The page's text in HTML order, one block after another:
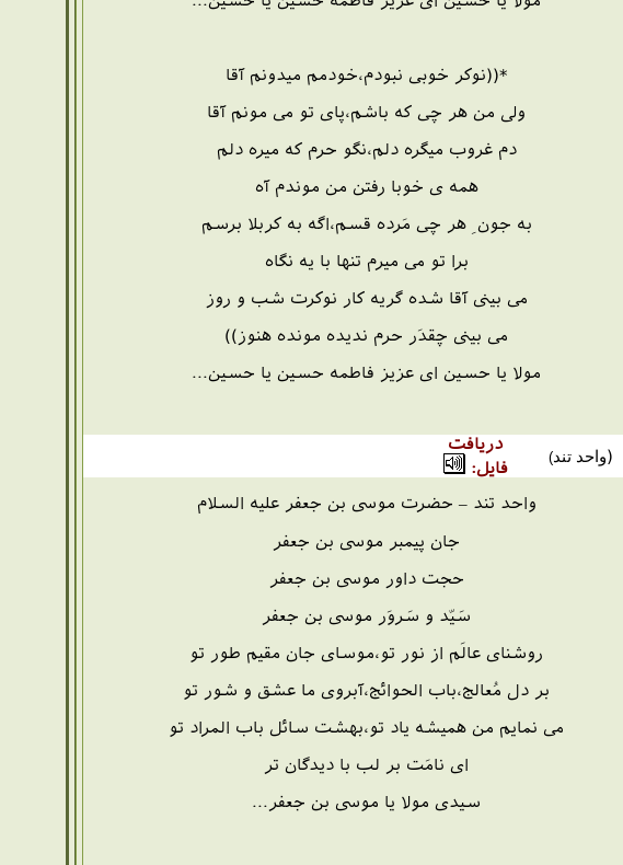
*((نوکر خوبی نبودم،خودمم میدونم آقا
ولی من هر چی که باشم،پای تو می مونم آقا
دم غروب میگره دلم،نگو حرم که میره دلم
همه ی خوبا رفتن من موندم آه
به جون ِ هر چی مَرده قسم،اگه به کربلا برسم
برا تو می میرم تنها با یه نگاه
می بینی آقا شده گریه کار نوکرت شب و روز
می بینی چقدَر حرم ندیده مونده هنوز))
مولا یا حسین ای عزیز فاطمه حسین یا حسین...
(واحد تند)
دریافت
فایل:
واحد تند – حضرت موسی بن جعفر علیه السلام
جان پیمبر موسی بن جعفر
حجت داور موسی بن جعفر
سَیّد و سَروَر موسی بن جعفر
روشنای عالَم از نور تو،موسای جان مقیم طور تو
بر دل مُعالج،باب الحوائج،آبروی ما عشق و شور تو
می نمایم من همیشه یاد تو،بهشت سائل باب المراد تو
ای نامَت بر لب با دیدگان تر
سیدی مولا یا موسی بن جعفر...